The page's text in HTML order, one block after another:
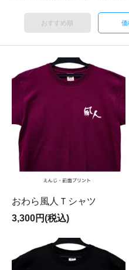
おすすめ順 価
おわら風人Ｔシャツ
3,300円(税込)